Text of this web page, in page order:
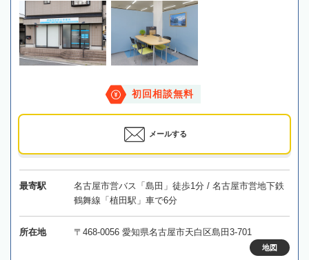
初回相談無料
メールする
最寄駅
名古屋市営バス「島田」徒歩1分 / 名古屋市営地下鉄
鶴舞線「植田駅」車で6分
所在地 〒468-0056 愛知県名古屋市天白区島田3-701
地図